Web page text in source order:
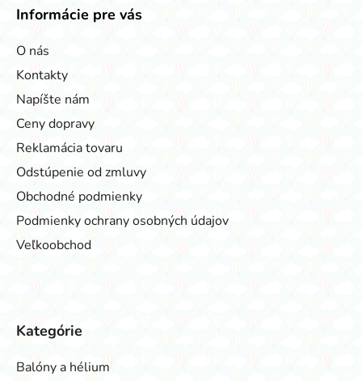
Informácie pre vás
O nás
Kontakty
Napíšte nám
Ceny dopravy
Reklamácia tovaru
Odstúpenie od zmluvy
Obchodné podmienky
Podmienky ochrany osobných údajov
Veľkoobchod
Kategórie
Balóny a hélium